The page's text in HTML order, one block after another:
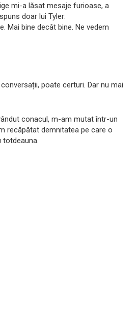
mi-a lăsat mesaje furioase, a
doar lui Tyler:
Mai bine decât bine. Ne vedem
poate certuri. Dar nu mai
conacul, m-am mutat într-un
recăpătat demnitatea pe care o
totdeauna.